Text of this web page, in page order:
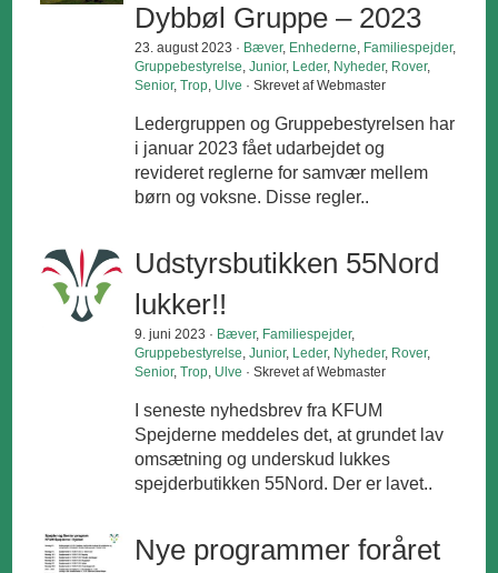
Dybbøl Gruppe – 2023
23. august 2023 · Bæver, Enhederne, Familiespejder,
Gruppebestyrelse,Junior, Leder, Nyheder, Rover,
Senior,Trop, Ulve · Skrevet af Webmaster
Ledergruppen og Gruppebestyrelsen har
i januar 2023 fået udarbejdet og
revideret reglerne for samvær mellem
børn og voksne. Disse regler..
Udstyrsbutikken 55Nord
lukker!!
9. juni 2023 · Bæver, Familiespejder,
Gruppebestyrelse,Junior, Leder, Nyheder, Rover,
Senior,Trop, Ulve · Skrevet af Webmaster
I seneste nyhedsbrev fra KFUM
Spejderne meddeles det, at grundet lav
omsætning og underskud lukkes
spejderbutikken 55Nord. Der er lavet..
Nye programmer foråret